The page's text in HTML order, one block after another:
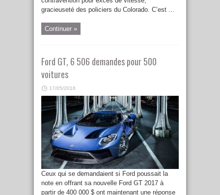
gracieuseté des policiers du Colorado. C’est ...
Continuer »
Ford GT, 6 506 demandes pour 500
voitures
17/05/2016
Ceux qui se demandaient si Ford poussait la
note en offrant sa nouvelle Ford GT 2017 à
partir de 400 000 $ ont maintenant une réponse